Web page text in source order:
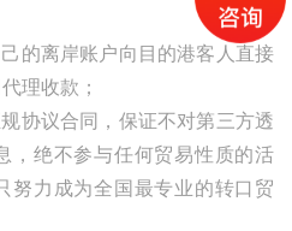
的离岸账户向目的港客人直接
理收款；
协议合同，保证不对第三方透
，绝不参与任何贸易性质的活
努力成为全国最专业的转口贸